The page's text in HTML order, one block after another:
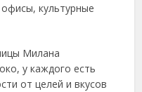
культурные
Милана
у каждого есть
от целей и вкусов